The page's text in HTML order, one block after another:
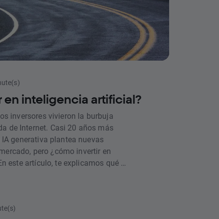
en inteligencia artificial?
inversores vivieron la burbuja
de Internet. Casi 20 años más
generativa plantea nuevas
pero ¿cómo invertir en
este artículo, te explicamos qué es